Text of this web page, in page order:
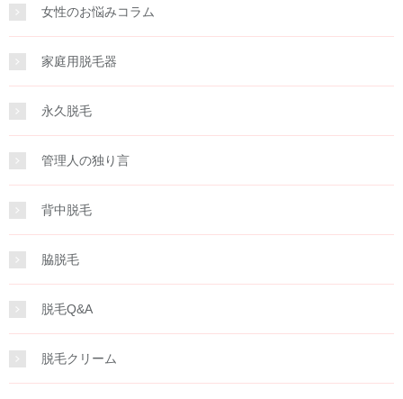
女性のお悩みコラム
家庭用脱毛器
永久脱毛
管理人の独り言
背中脱毛
脇脱毛
脱毛Q&A
脱毛クリーム